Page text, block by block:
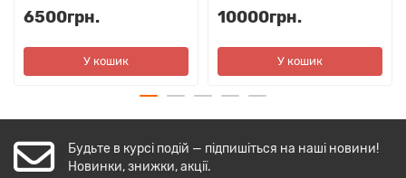
6500грн.
У кошик
10000грн.
У кошик
Будьте в курсі подій — підпишіться на наші новини!
Новинки, знижки, акції.